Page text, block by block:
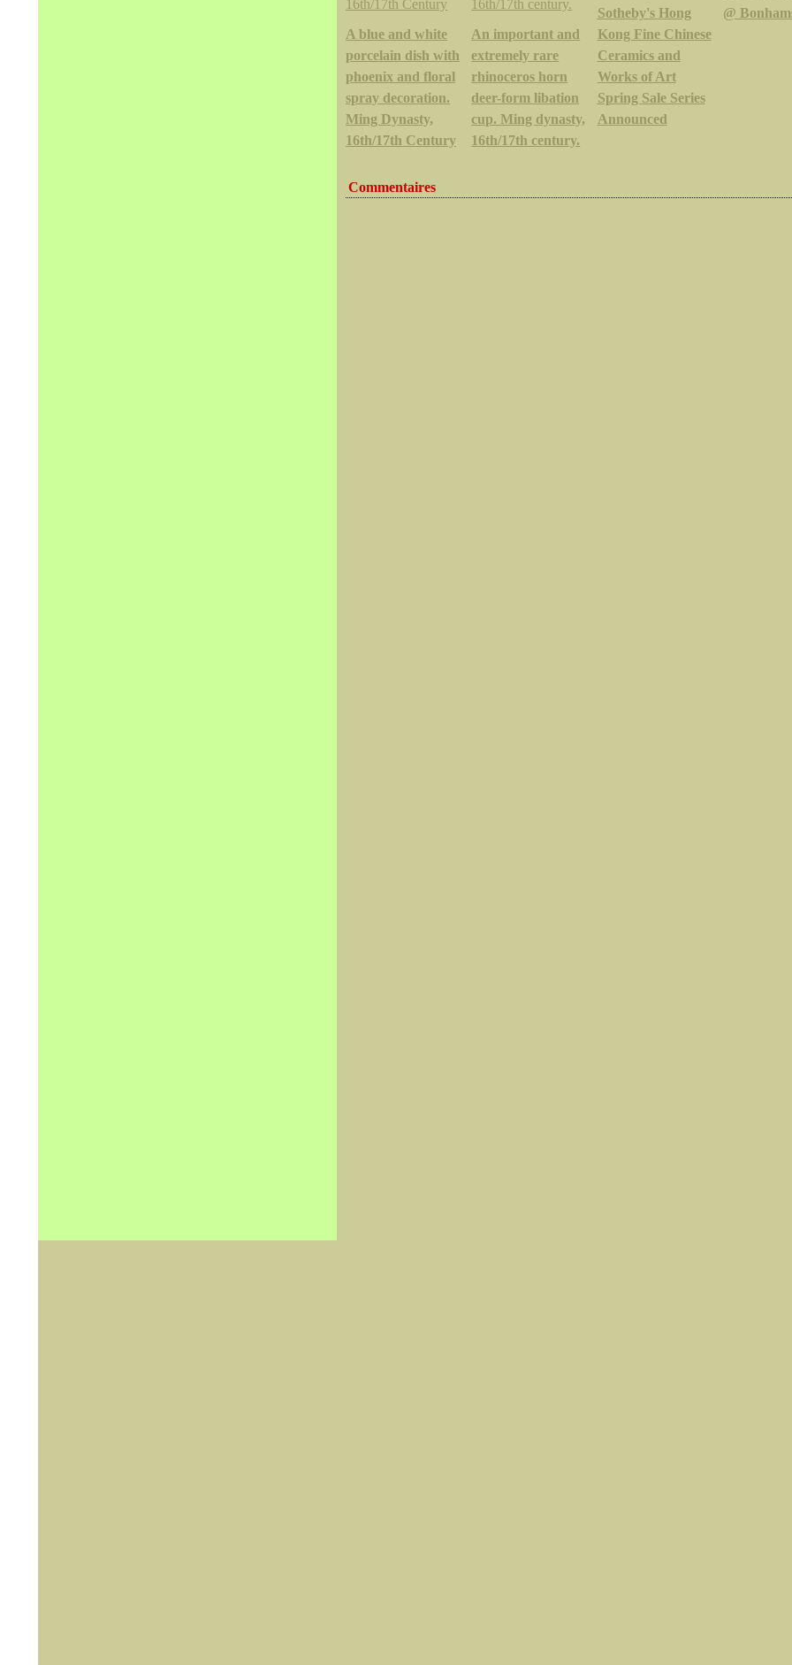
A blue and white
porcelain dish with
phoenix and floral
spray decoration.
Ming Dynasty,
16th/17th Century
An important and
extremely rare
rhinoceros horn
deer-form libation
cup. Ming dynasty,
16th/17th century.
Sotheby's Hong
Kong Fine Chinese
Ceramics and
Works of Art
Spring Sale Series
Announced
@
Commentaires